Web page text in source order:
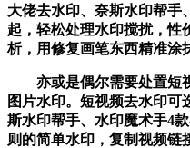
大佬去水印、奈斯水印帮手
起，轻松处理水印搅扰，性
析，用修复画笔东西精准涂
亦或是偶尔需要处置短
图片水印。短视频去水印可
斯水印帮手、水印魔术手4
则的简单水印，复制视频链